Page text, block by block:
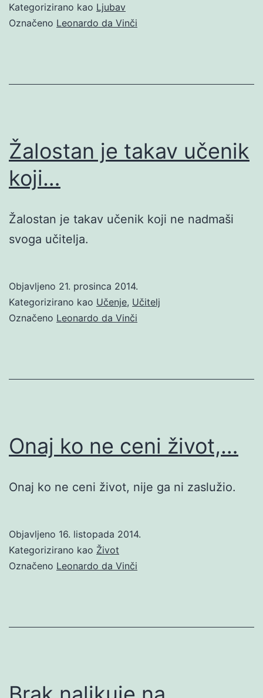
Kategorizirano kao Ljubav
Označeno Leonardo da Vinči
Žalostan je takav učenik
koji…
Žalostan je takav učenik koji ne nadmaši
svoga učitelja.
Objavljeno 21. prosinca 2014.
Kategorizirano kao Učenje, Učitelj
Označeno Leonardo da Vinči
Onaj ko ne ceni život,…
Onaj ko ne ceni život, nije ga ni zaslužio.
Objavljeno 16. listopada 2014.
Kategorizirano kao Život
Označeno Leonardo da Vinči